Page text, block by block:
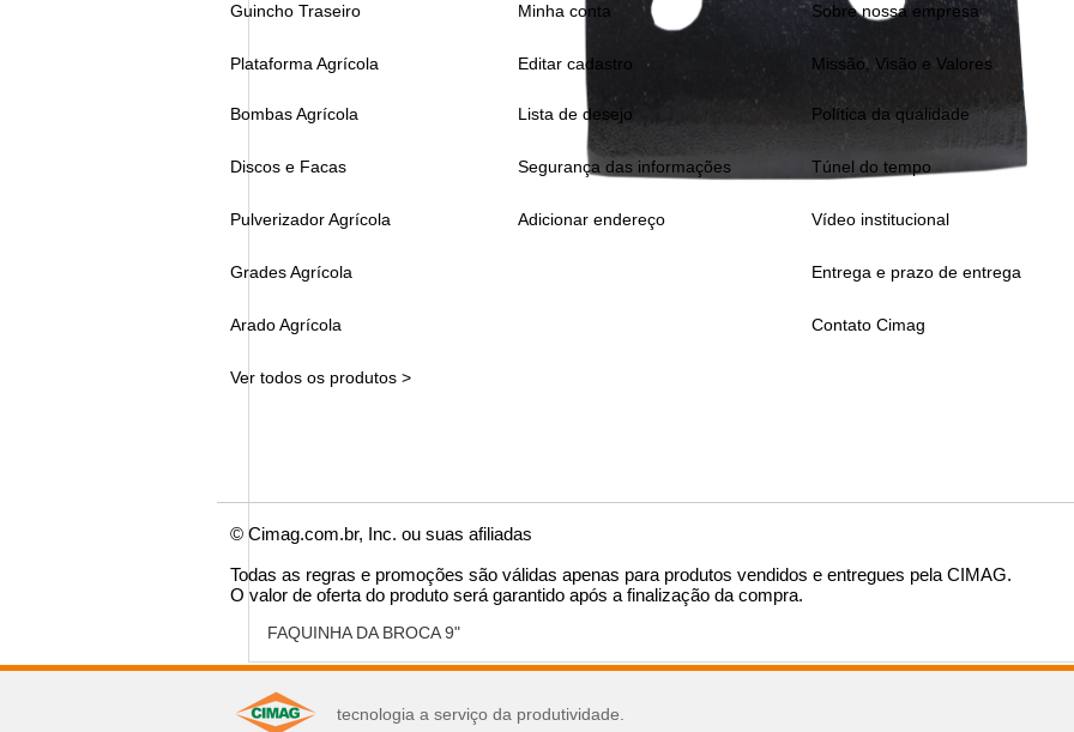
FAQUINHA DA BROCA 9"
você pode se interessar
Guincho Traseiro Minha conta Sobre nossa empresa
Plataforma Agrícola Editar cadastro Missão, Visão e Valores
Bombas Agrícola Lista de desejo Política da qualidade
Discos e Facas Segurança das informações Túnel do tempo
Pulverizador Agrícola Adicionar endereço Vídeo institucional
Grades Agrícola
Arado Agrícola
Entrega e prazo de entrega
Contato Cimag
Ver todos os produtos >
© Cimag.com.br, Inc. ou suas afiliadas
Todas as regras e promoções são válidas apenas para produtos vendidos e entregues pela CIMAG.
O valor de oferta do produto será garantido após a finalização da compra.
tecnologia a serviço da produtividade.